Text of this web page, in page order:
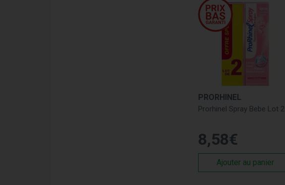
PRORHINEL
Prorhinel Spray Bebe Lot 2
8,58€
Ajouter au panier